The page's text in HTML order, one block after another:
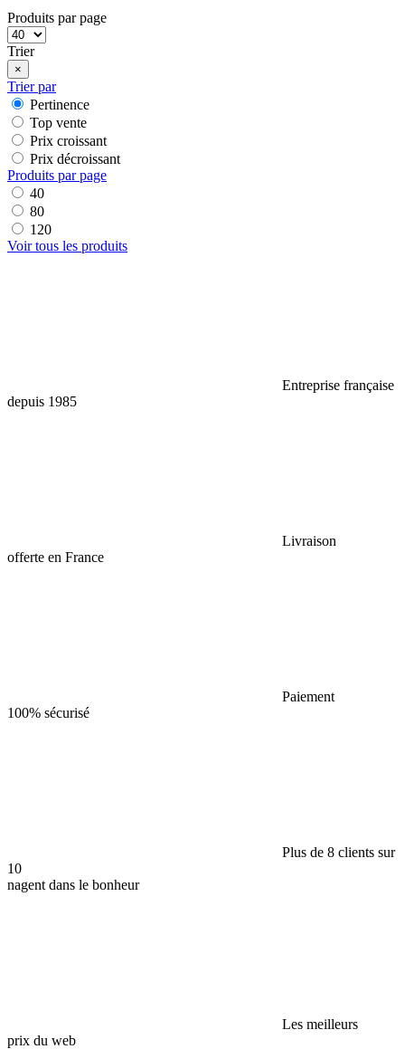
Produits par page
Trier
×
Trier par
Pertinence
Top vente
Prix croissant
Prix décroissant
Produits par page
40
80
120
Voir tous les produits
Entreprise française
depuis 1985
Livraison
offerte en France
Paiement
100% sécurisé
Plus de 8 clients sur
10
nagent dans le bonheur
Les meilleurs
prix du web